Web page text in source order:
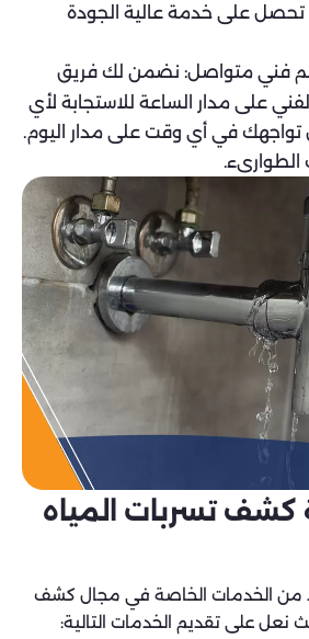
تحصل على خدمة عالية الجودة
فني متواصل: نضمن لك فريق
على مدار الساعة للاستجابة لأي
تواجهك في أي وقت على مدار اليوم.
الطوارىء.
تسربات المياه
من الخدمات الخاصة في مجال كشف
نعل على تقديم الخدمات التالية: